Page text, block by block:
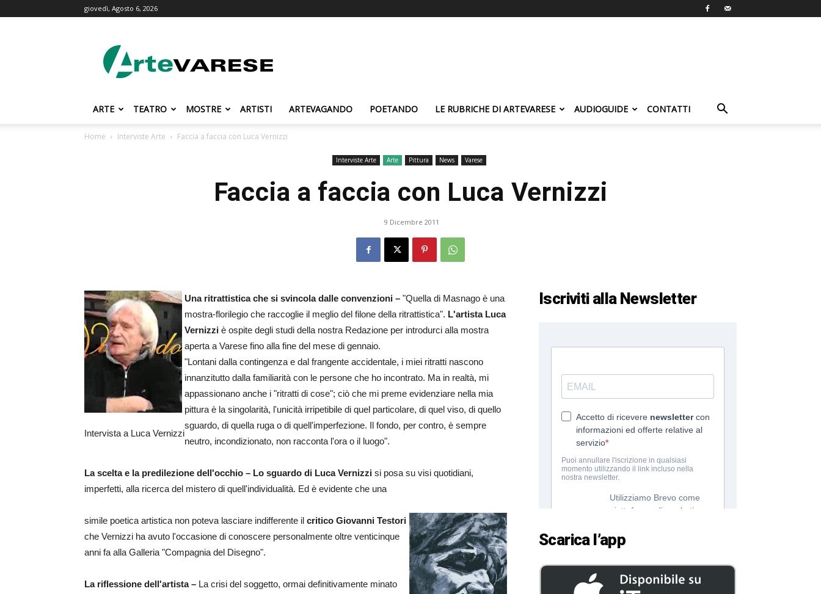
giovedì, Agosto 6, 2026
ARTE TEATRO MOSTRE ARTISTI ARTEVAGANDO POETANDO LE RUBRICHE DI ARTEVARESE AUDIOGUIDE CONTATTI
Home Interviste Arte Faccia a faccia con Luca Vernizzi
Interviste Arte Arte Pittura News Varese
Faccia a faccia con Luca Vernizzi
9 Dicembre 2011
Intervista a Luca Vernizzi
Una ritrattistica che si svincola dalle convenzioni – "Quella di Masnago è una
mostra-florilegio che raccoglie il meglio del filone della ritrattistica". L'artista Luca
Vernizzi è ospite degli studi della nostra Redazione per introdurci alla mostra
aperta a Varese fino alla fine del mese di gennaio.
"Lontani dalla contingenza e dal frangente accidentale, i miei ritratti nascono
innanzitutto dalla familiarità con le persone che ho incontrato. Ma in realtà, mi
appassionano anche i "ritratti di cose"; ciò che mi preme evidenziare nella mia
pittura è la singolarità, l'unicità irripetibile di quel particolare, di quel viso, di quello
sguardo, di quella ruga o di quell'imperfezione. Il fondo, per contro, è sempre
neutro, incondizionato, non racconta l'ora o il luogo".
La scelta e la predilezione dell'occhio – Lo sguardo di Luca Vernizzi si posa su visi quotidiani,
imperfetti, alla ricerca del mistero di quell'individualità. Ed è evidente che una
simile poetica artistica non poteva lasciare indifferente il critico Giovanni Testori
che Vernizzi ha avuto l'occasione di conoscere personalmente oltre venticinque
anni fa alla Galleria "Compagnia del Disegno".
La riflessione dell'artista – La crisi del soggetto, ormai definitivamente minato
Iscriviti alla Newsletter
Scarica l’app